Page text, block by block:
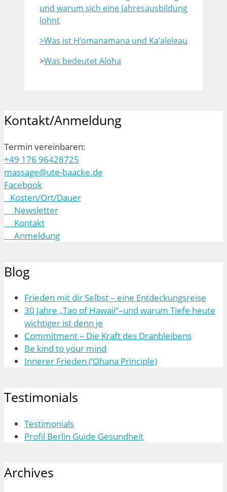
und warum sich eine Jahresausbildung
lohnt
>Was ist H’omanamana und Ka’aleleau
>Was bedeutet Aloha
Kontakt/Anmeldung
Termin vereinbaren:
+49 176 96428725
massage@ute-baacke.de
Facebook
Kosten/Ort/Dauer
Newsletter
Kontakt
Anmeldung
Blog
Frieden mit dir Selbst – eine Entdeckungsreise
30 Jahre „Tao of Hawaii“–und warum Tiefe heute
wichtiger ist denn je
Commitment – Die Kraft des Dranbleibens
Be kind to your mind
Innerer Frieden (‘Ohana Principle)
Testimonials
Testimonials
Profil Berlin Guide Gesundheit
Archives